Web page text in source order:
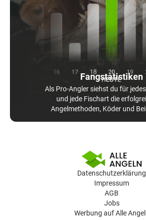
Fangstatistiken
Als Pro-Angler siehst du für
und jede Fischart die
Angelmethoden, Köder und
Datenschutzerklärung
Impressum
AGB
Jobs
Werbung auf Alle